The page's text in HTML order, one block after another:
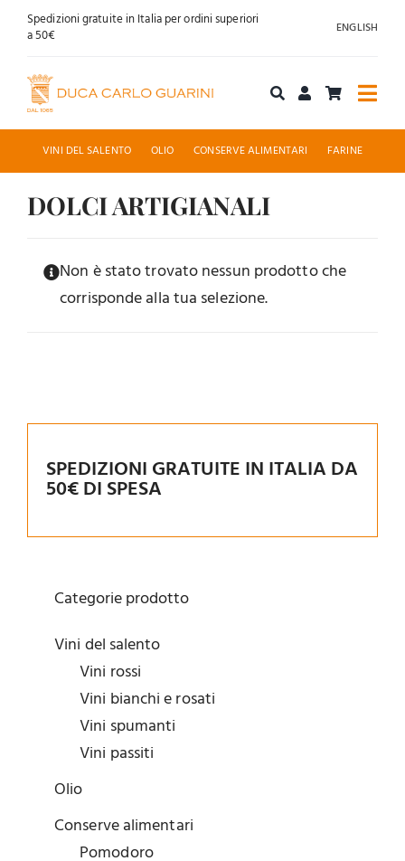
SaltaSpedizioni gratuite in Italia per ordini superiori
a 50€
ENGLISH
Acquista online
Chi siamo
VINI DEL SALENTO OLIO CONSERVE ALIMENTARI FARINE
DOLCI ARTIGIANALI
Non è stato trovato nessun prodotto che
corrisponde alla tua selezione.
SPEDIZIONI GRATUITE IN ITALIA DA
50€ DI SPESA
Categorie prodotto
Vini del salento
Vini rossi
Vini bianchi e rosati
Vini spumanti
Vini passiti
Olio
Conserve alimentari
Pomodoro